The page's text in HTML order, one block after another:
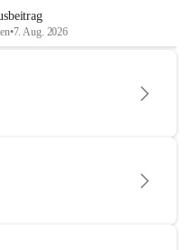
•7. Aug. 2026